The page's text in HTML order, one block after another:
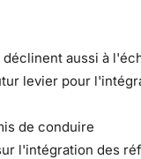
aussi à
levier pour
de conduire
l'intégration des